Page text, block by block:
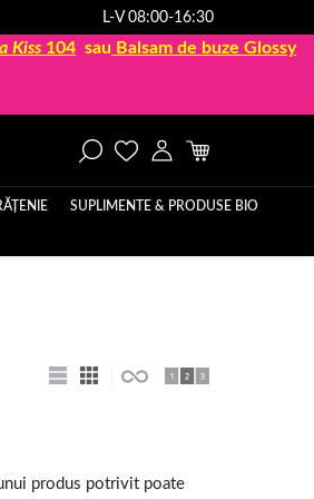
L-V 08:00-16:30
Kiss 104 sau Balsam de buze Glossy
SUPLIMENTE & PRODUSE BIO
produs potrivit poate